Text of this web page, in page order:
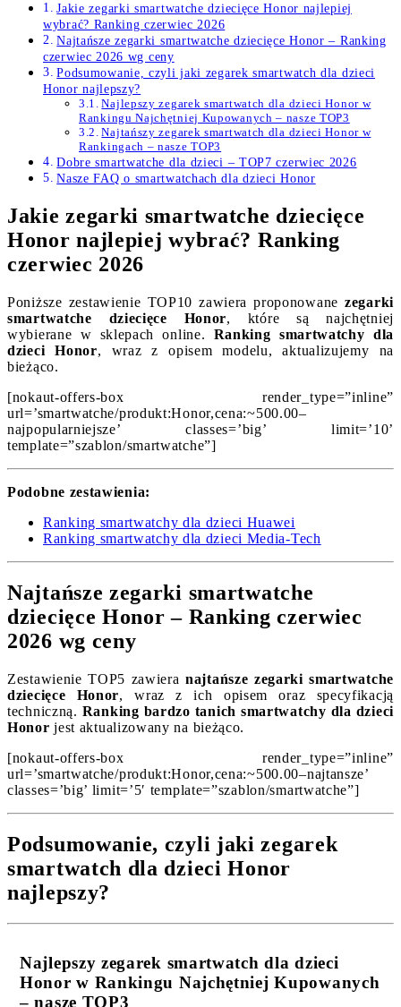
Jakie zegarki smartwatche dziecięce Honor najlepiej
wybrać? Ranking czerwiec 2026
Najtańsze zegarki smartwatche dziecięce Honor – Ranking
czerwiec 2026 wg ceny
Podsumowanie, czyli jaki zegarek smartwatch dla dzieci
Honor najlepszy?
Najlepszy zegarek smartwatch dla dzieci Honor w
Rankingu Najchętniej Kupowanych – nasze TOP3
Najtańszy zegarek smartwatch dla dzieci Honor w
Rankingach – nasze TOP3
Dobre smartwatche dla dzieci – TOP7 czerwiec 2026
Nasze FAQ o smartwatchach dla dzieci Honor
Jakie zegarki smartwatche dziecięce
Honor najlepiej wybrać? Ranking
czerwiec 2026
Poniższe zestawienie TOP10 zawiera proponowanezegarki
smartwatche dziecięce Honor, które są najchętniej
wybierane w sklepach online. Ranking smartwatchy dla
dzieci Honor, wraz z opisem modelu, aktualizujemy na
bieżąco.
[nokaut-offers-box render_type=”inline”
url=’smartwatche/produkt:Honor,cena:~500.00–
najpopularniejsze’ classes=’big’ limit=’10’
template=”szablon/smartwatche”]
Podobne zestawienia:
Ranking smartwatchy dla dzieci Huawei
Ranking smartwatchy dla dzieci Media-Tech
Najtańsze zegarki smartwatche
dziecięce Honor – Ranking czerwiec
2026 wg ceny
Zestawienie TOP5 zawieranajtańsze zegarki smartwatche
dziecięce Honor, wraz z ich opisem oraz specyfikacją
techniczną. Ranking bardzo tanich smartwatchy dla dzieci
Honor jest aktualizowany na bieżąco.
[nokaut-offers-box render_type=”inline”
url=’smartwatche/produkt:Honor,cena:~500.00–najtansze’
classes=’big’ limit=’5′ template=”szablon/smartwatche”]
Podsumowanie, czyli jaki zegarek
smartwatch dla dzieci Honor
najlepszy?
Najlepszy zegarek smartwatch dla dzieci
Honor w Rankingu Najchętniej Kupowanych
– nasze TOP3